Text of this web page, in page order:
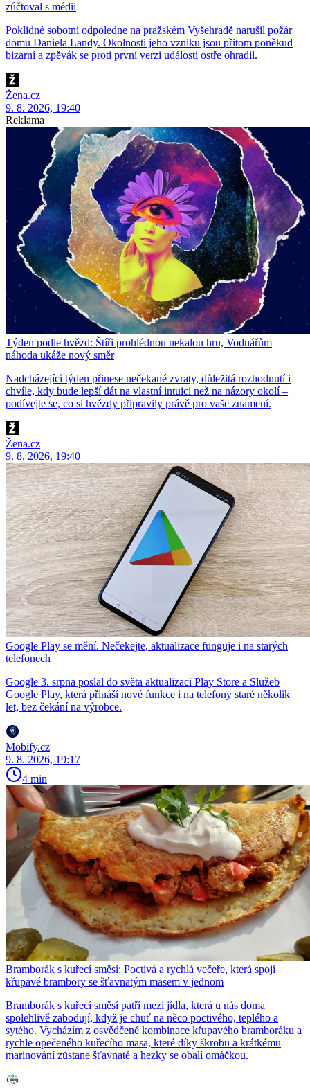
zúčtoval s médii
Poklidné sobotní odpoledne na pražském Vyšehradě narušil požár
domu Daniela Landy. Okolnosti jeho vzniku jsou přitom poněkud
bizarní a zpěvák se proti první verzi události ostře ohradil.
Žena.cz
9. 8. 2026, 19:40
Reklama
Týden podle hvězd: Štíři prohlédnou nekalou hru, Vodnářům
náhoda ukáže nový směr
Nadcházející týden přinese nečekané zvraty, důležitá rozhodnutí i
chvíle, kdy bude lepší dát na vlastní intuici než na názory okolí –
podívejte se, co si hvězdy připravily právě pro vaše znamení.
Žena.cz
9. 8. 2026, 19:40
Google Play se mění. Nečekejte, aktualizace funguje i na starých
telefonech
Google 3. srpna poslal do světa aktualizaci Play Store a Služeb
Google Play, která přináší nové funkce i na telefony staré několik
let, bez čekání na výrobce.
Mobify.cz
9. 8. 2026, 19:17
4 min
Bramborák s kuřecí směsí: Poctivá a rychlá večeře, která spojí
křupavé brambory se šťavnatým masem v jednom
Bramborák s kuřecí směsí patří mezi jídla, která u nás doma
spolehlivě zabodují, když je chuť na něco poctivého, teplého a
sytého. Vycházím z osvědčené kombinace křupavého bramboráku a
rychle opečeného kuřecího masa, které díky škrobu a krátkému
marinování zůstane šťavnaté a hezky se obalí omáčkou.